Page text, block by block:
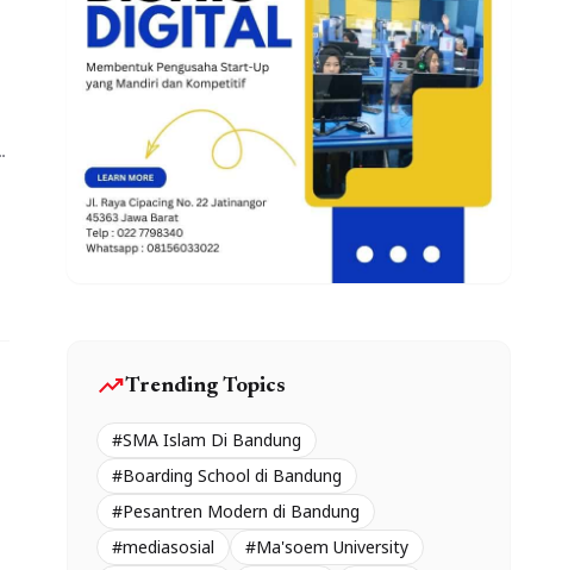
trending_upTrending Topics
#SMA Islam Di Bandung
#Boarding School di Bandung
#Pesantren Modern di Bandung
#mediasosial
#Ma'soem University